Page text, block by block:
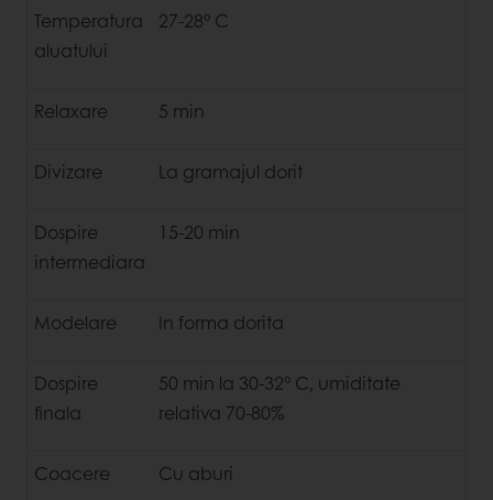
Temperatura
aluatului
27-28° C
Relaxare 5 min
Divizare La gramajul dorit
Dospire
intermediara
15-20 min
Modelare In forma dorita
Dospire
finala
50 min la 30-32° C, umiditate
relativa 70-80%
Coacere Cu aburi